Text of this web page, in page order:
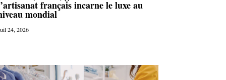
français incarne le luxe au
mondial
24, 2026